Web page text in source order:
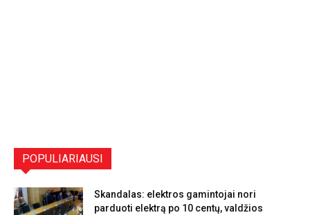
POPULIARIAUSI
Skandalas: elektros gamintojai nori
parduoti elektrą po 10 centų, valdžios